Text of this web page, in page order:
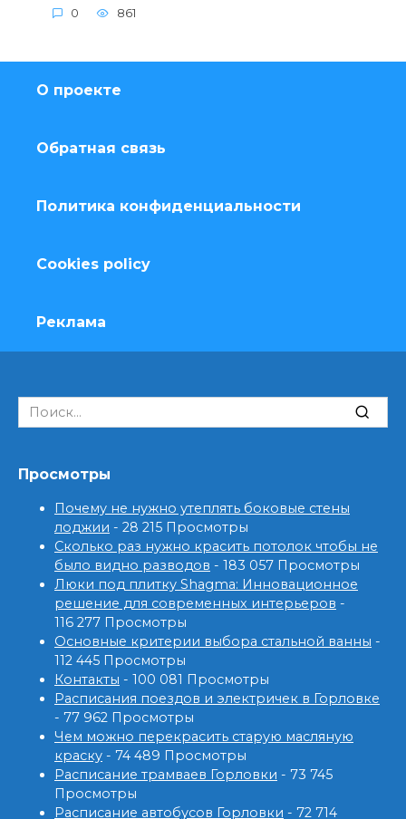
0 861
О проекте
Обратная связь
Политика конфиденциальности
Cookies policy
Реклама
Search
for:
Просмотры
Почему не нужно утеплять боковые стены
лоджии - 28 215 Просмотры
Сколько раз нужно красить потолок чтобы не
было видно разводов - 183 057 Просмотры
Люки под плитку Shagma: Инновационное
решение для современных интерьеров -
116 277 Просмотры
Основные критерии выбора стальной ванны -
112 445 Просмотры
Контакты - 100 081 Просмотры
Расписания поездов и электричек в Горловке
- 77 962 Просмотры
Чем можно перекрасить старую масляную
краску - 74 489 Просмотры
Расписание трамваев Горловки - 73 745
Просмотры
Расписание автобусов Горловки - 72 714